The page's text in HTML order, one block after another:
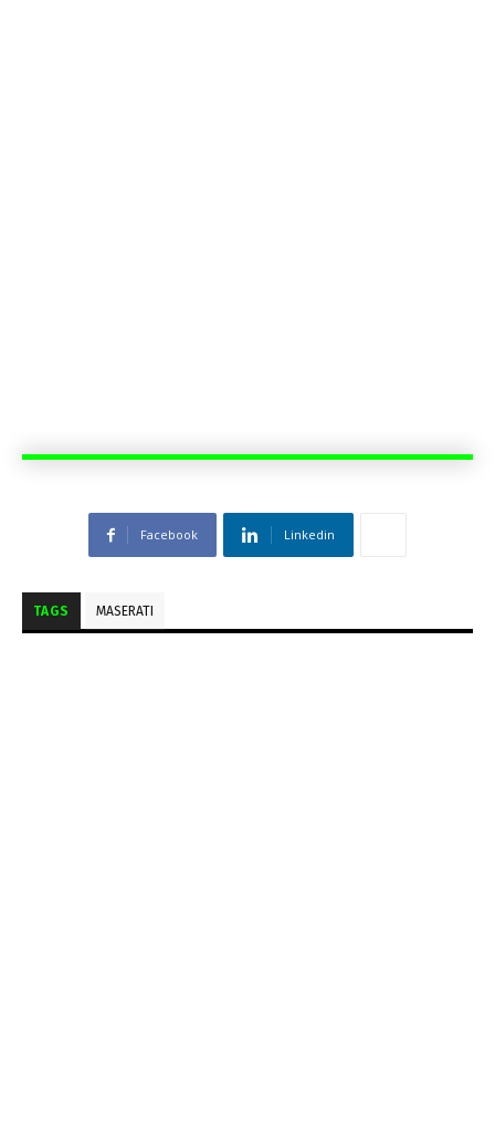
Facebook Linkedin
TAGS MASERATI